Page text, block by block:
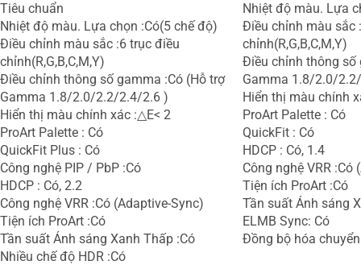
Tiêu chuẩn
Nhiệt độ màu. Lựa chọn :Có(5 chế độ)
Điều chỉnh màu sắc :6 trục điều
chỉnh(R,G,B,C,M,Y)
Điều chỉnh thông số gamma :Có (Hỗ trợ
Gamma 1.8/2.0/2.2/2.4/2.6 )
Hiển thị màu chính xác :△E< 2
ProArt Palette : Có
QuickFit Plus : Có
Công nghệ PIP / PbP :Có
HDCP : Có, 2.2
Công nghệ VRR :Có (Adaptive-Sync)
Tiện ích ProArt :Có
Tần suất Ánh sáng Xanh Thấp :Có
Nhiều chế độ HDR :Có
Nhiệt độ màu. Lựa
Điều chỉnh màu sắc
chỉnh(R,G,B,C,M,Y)
Điều chỉnh thông số
Gamma 1.8/2.0/
Hiển thị màu chính
ProArt Palette : Có
QuickFit : Có
HDCP : Có, 1.4
Công nghệ VRR :Có
Tiện ích ProArt :Có
Tần suất Ánh sáng
ELMB Sync: Có
Đồng bộ hóa